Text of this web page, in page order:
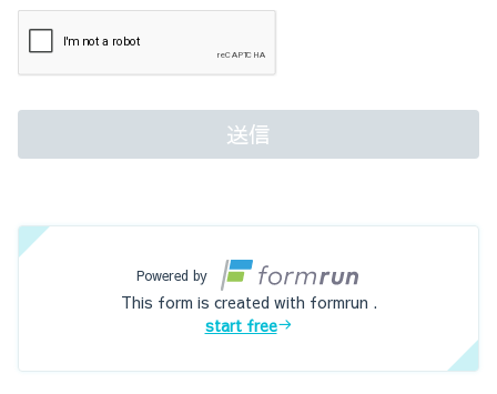
を識別できる情報及び容貌、指紋、声紋にかかるデータ、及び健康保
険証の保険者番号などの当該情報単体から特定の個人を識別できる情
報（個人識別情報）を指します。
第2条（個人情報の収集方法）
番号、メールアドレス、銀行口座番号、クレジットカード番号、運転
免許証番号などの個人情報をお尋ねすることがあります。また、ユー
ザーと提携先などとの間でなされたユーザーの個人情報を含む取引記
ることがあります。
第3条（個人情報を収集・利用する目的）
当社が個人情報を収集・利用する目的は、以下のとおりです。
当社サービスの提供・運営のため
ユーザーからのお問い合わせに回答するため（本人確認を行うことを
ユーザーが利用中のサービスの新機能、更新情報、キャンペーン等及
送信
Powered by
This form is created with formrun .
start free